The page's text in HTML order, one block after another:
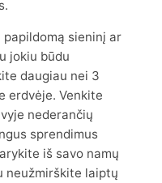
sieninį ar
jokiu būdu
daugiau nei 3
erdvėje. Venkite
nederančių
sprendimus
iš savo namų
neužmirškite laiptų